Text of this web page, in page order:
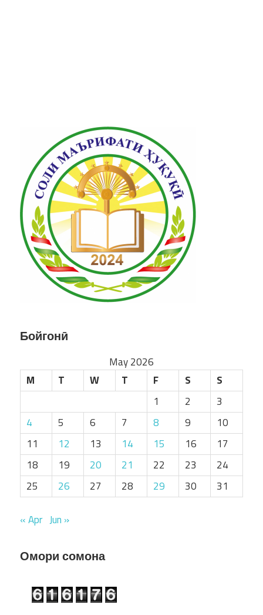
Бойгонӣ
May 2026
M
T W T F S
S
1
2
3
4
5 6 7 8 9
10
11
12 13 14 15 16
17
18
19 20 21 22 23
24
25
26 27 28 29 30 31
« Apr Jun »
Омори сомона